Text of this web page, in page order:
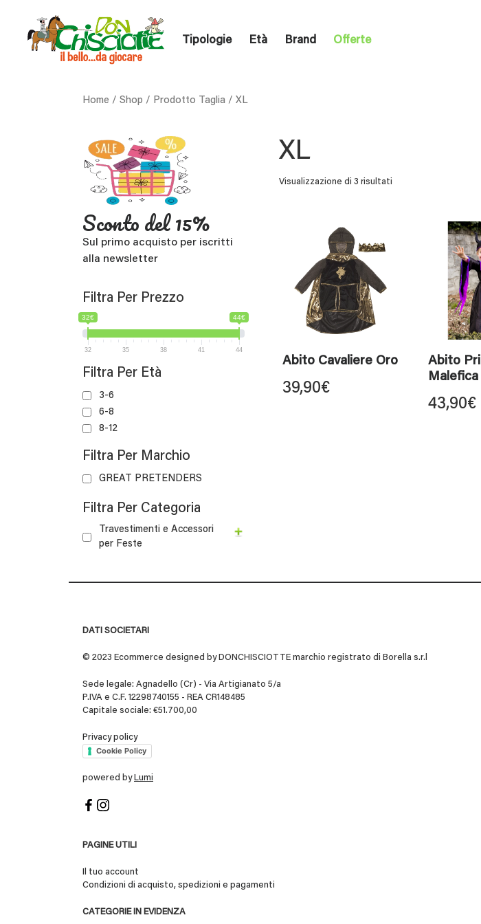
Tipologie Età Brand Offerte
Home / Shop / Prodotto Taglia / XL
Sconto del 15%
Sul primo acquisto per iscritti
alla newsletter
Filtra Per Prezzo
32€ 44€
32 35 38 41 44
Filtra Per Età
3-6
6-8
8-12
Filtra Per Marchio
GREAT PRETENDERS
Filtra Per Categoria
Travestimenti e Accessori
per Feste
XL
Visualizzazione di 3 risultati
Abito Cavaliere Oro
39,90€
Abito
Malefica
43,90€
DATI SOCIETARI
© 2023 Ecommerce designed by DONCHISCIOTTE marchio registrato di Borella s.r.l
Sede legale: Agnadello (Cr) - Via Artigianato 5/a
P.IVA e C.F. 12298740155 - REA CR148485
Capitale sociale: €51.700,00
Privacy policy
Cookie Policy
powered by Lumi
PAGINE UTILI
Il tuo account
Condizioni di acquisto, spedizioni e pagamenti
CATEGORIE IN EVIDENZA